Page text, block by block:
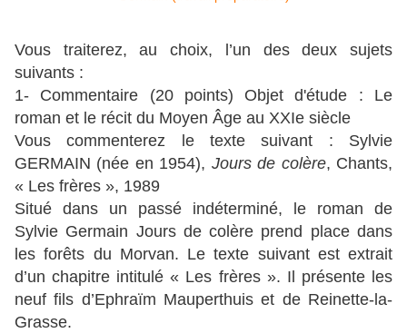
Vous traiterez, au choix, l’un des deux sujets
suivants :
1- Commentaire (20 points) Objet d'étude : Le
roman et le récit du Moyen Âge au XXIe siècle
Vous commenterez le texte suivant : Sylvie
GERMAIN (née en 1954), Jours de colère, Chants,
« Les frères », 1989
Situé dans un passé indéterminé, le roman de
Sylvie Germain Jours de colère prend place dans
les forêts du Morvan. Le texte suivant est extrait
d’un chapitre intitulé « Les frères ». Il présente les
neuf fils d’Ephraïm Mauperthuis et de Reinette-la-
Grasse.